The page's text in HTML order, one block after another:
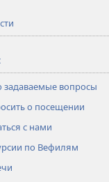
задаваемые вопросы
о посещении
с нами
по Вефилям